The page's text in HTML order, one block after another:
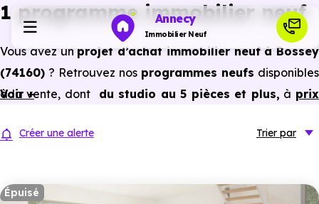
Annecy
Immobilier Neuf
Programmes neufs
Habiter
1 programme immobilier neuf
Vous avez unprojet d’achat immobilier neuf à Bossey
(74160) ? Retrouvez nos programmes neufs disponibles
à la vente, dont
du studio au 5 pièces et plus, à prix
avantages du neuf :
dans certains cas,
Voir +
Créer une alerte Trier par
Épuisé